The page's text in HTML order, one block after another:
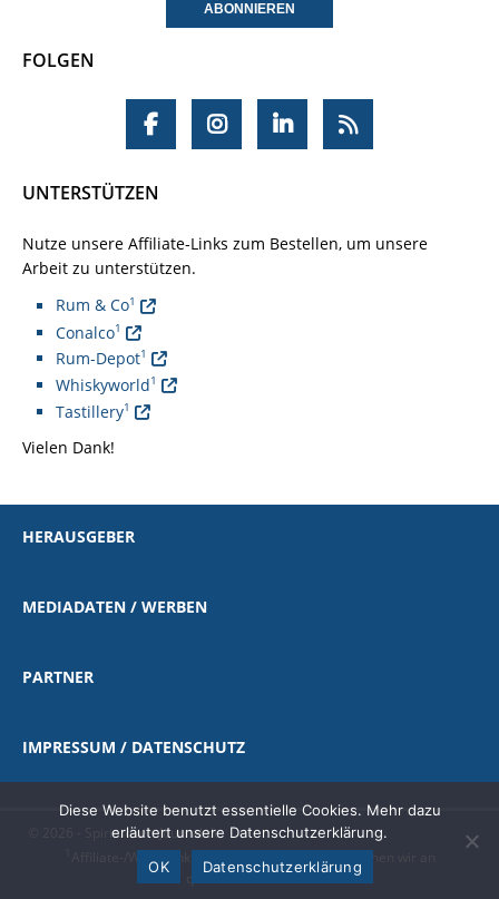
FOLGEN
UNTERSTÜTZEN
Nutze unsere Affiliate-Links zum Bestellen, um unsere
Arbeit zu unterstützen.
Rum & Co1
Conalco1
Rum-Depot1
Whiskyworld1
Tastillery1
Vielen Dank!
HERAUSGEBER
MEDIADATEN / WERBEN
PARTNER
IMPRESSUM / DATENSCHUTZ
© 2026 - Spirituosen-Journal.de
Affiliate-/Werbelink |als Amazon-Partner verdienen wir an
qualifizierten Käufen
Diese Website benutzt essentielle Cookies. Mehr dazu
erläutert unsere Datenschutzerklärung.
OK
Datenschutzerklärung